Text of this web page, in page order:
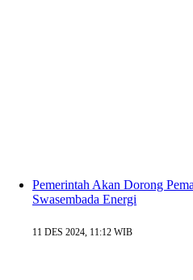
Pemerintah Akan Dorong
Swasembada Energi
11 DES 2024, 11:12 WIB